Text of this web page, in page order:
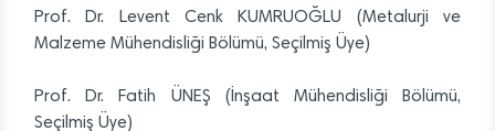
Prof. Dr. Levent Cenk KUMRUOĞLU (Metalurji ve
Malzeme Mühendisliği Bölümü, Seçilmiş Üye)
Prof. Dr. Fatih ÜNEŞ (İnşaat Mühendisliği Bölümü,
Seçilmiş Üye)